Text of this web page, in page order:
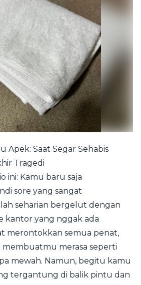
Apek: Saat Segar Sehabis
Tragedi
ini: Kamu baru saja
sore yang sangat
seharian bergelut dengan
kantor yang nggak ada
merontokkan semua penat,
merasa seperti
mewah. Namun, begitu kamu
tergantung di balik pintu dan